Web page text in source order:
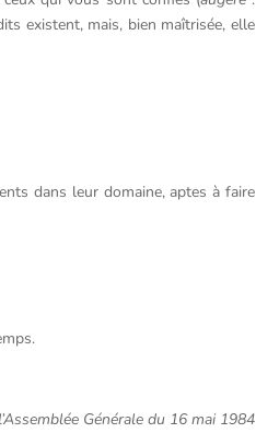
existent, mais, bien maîtrisée, elle
dans leur domaine, aptes à faire
Générale du 16 mai 1984